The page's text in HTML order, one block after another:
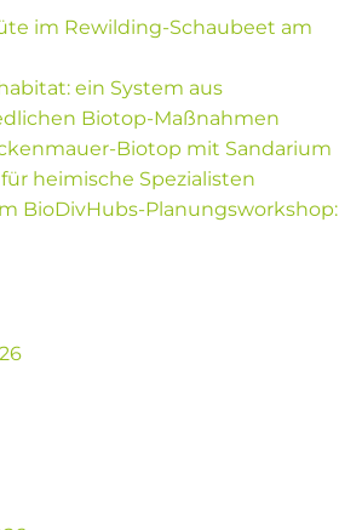
im Rewilding-Schaubeet am
ein System aus
Biotop-Maßnahmen
Biotop mit Sandarium
heimische Spezialisten
BioDivHubs-Planungsworkshop: